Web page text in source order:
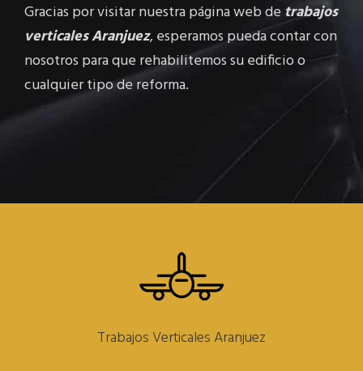
Gracias por visitar nuestra página web de trabajos
verticales Aranjuez, esperamos pueda contar con
nosotros para que rehabilitemos su edificio o
cualquier tipo de reforma.
Trabajos Verticales Aranjuez